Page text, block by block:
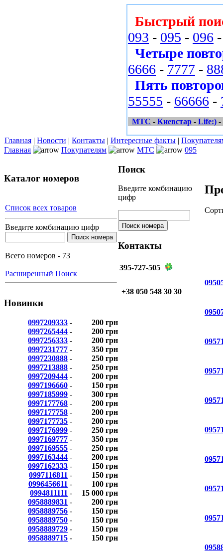
Быстрый
093 - 095 - 096
Четыре
6666 - 7777 -
Пять
55555 - 66666 -
МТС - Киевстар - Life:) -
Главная | Новости | Контакты | Интересные факты |
Главная
Покупателям МТС 095
Каталог номеров
Список всех товаров
Введите комбинацию цифр
Всего номеров - 73
Расширенный Поиск
Новинки
0997209333 -
200 грн
0997265444 -
200 грн
0997256333 -
200 грн
0997231777 -
350 грн
0997230888 -
250 грн
0997213888 -
250 грн
0997209444 -
200 грн
0997196660 -
150 грн
0997185999 -
300 грн
0997177768 -
200 грн
0997177758 -
200 грн
0997177735 -
200 грн
0997176999 -
250 грн
0997169777 -
350 грн
0997169555 -
250 грн
0997163444 -
200 грн
0997162333 -
150 грн
0997116811 -
150 грн
0996456611 -
100 грн
0994811111 -
15 000 грн
0958889831 -
200 грн
0958889756 -
150 грн
0958889750 -
150 грн
0958889729 -
150 грн
0958889715 - 150 грн
Поиск
Введите комбинацию
цифр
Контакты
395-727-505
+38 050 548 30 30